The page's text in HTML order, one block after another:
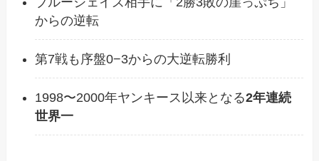
からの逆転
第7戦も序盤0−3からの大逆転勝利
1998〜2000年ヤンキース以来となる2年連続
世界一